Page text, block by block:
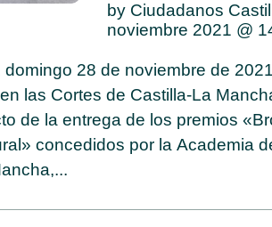
by Ciudadanos
noviembre 2021 @
domingo 28 de noviembre de
las Cortes de Castilla-La
de la entrega de los premios
concedidos por la Academia